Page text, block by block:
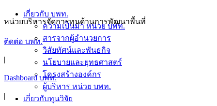
หน่วยบริหารจัดการทุนด้านการพัฒนาพื้นที่
ติดต่อ บพท.
|
Dashboard บพท.
|
เกี่ยวกับ บพท.
ความเป็นมา หน่วย บพท.
สารจากผู้อำนวยการ
วิสัยทัศน์และพันธกิจ
นโยบายและยุทธศาสตร์
โครงสร้างองค์กร
ผู้บริหาร หน่วย บพท.
เกี่ยวกับทุนวิจัย